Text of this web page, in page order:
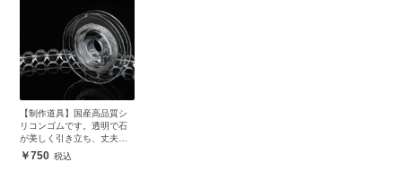
【制作道具】国産高品質シ
リコンゴムです。透明で石
が美しく引き立ち、丈夫で
安心750